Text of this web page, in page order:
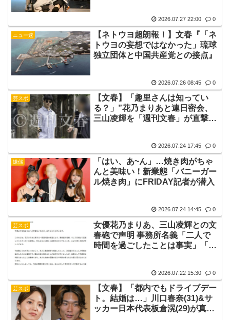
2026.07.27 22:00 0
ニュー速
【ネトウヨ超朗報！】文春『「ネ
トウヨの妄想ではなかった」琉球
独立団体と中国共産党との接点』
2026.07.26 08:45 0
芸スポ
【文春】「趣里さんは知ってい
る？」”花乃まりあと連日密会、
三山凌輝を「週刊文春」が直撃し
2026.07.24 17:45 0
嫌儲
「はい、あ~ん」…焼き肉がちゃ
んと美味い！新業態「バニーガー
ル焼き肉」にFRIDAY記者が潜入
2026.07.24 14:45 0
芸スポ
女優花乃まりあ、三山凌輝との文
春砲で声明 事務所名義「二人で
時間を過ごしたことは事実」「不
2026.07.22 15:30 0
芸スポ
【文春】「都内でもドライブデー
ト。結婚は…」川口春奈(31)&サ
ッカー日本代表板倉滉(29)が真剣